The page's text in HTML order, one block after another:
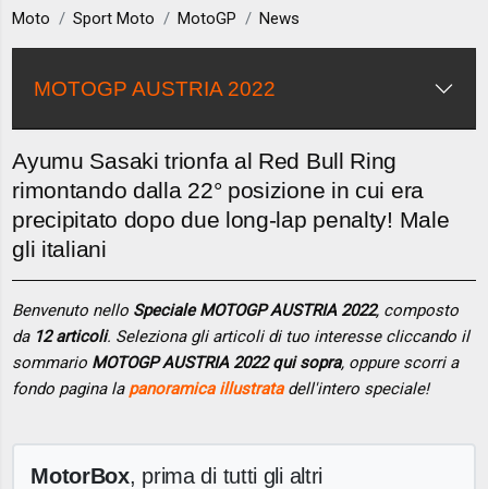
Moto Sport Moto MotoGP News
MOTOGP AUSTRIA 2022
Ayumu Sasaki trionfa al Red Bull Ring
rimontando dalla 22° posizione in cui era
precipitato dopo due long-lap penalty! Male
gli italiani
Benvenuto nello Speciale MOTOGP AUSTRIA 2022, composto
da 12 articoli. Seleziona gli articoli di tuo interesse cliccando il
sommario MOTOGP AUSTRIA 2022 qui sopra, oppure scorri a
fondo pagina la panoramica illustratadell'intero speciale!
MotorBox, prima di tutti gli altri